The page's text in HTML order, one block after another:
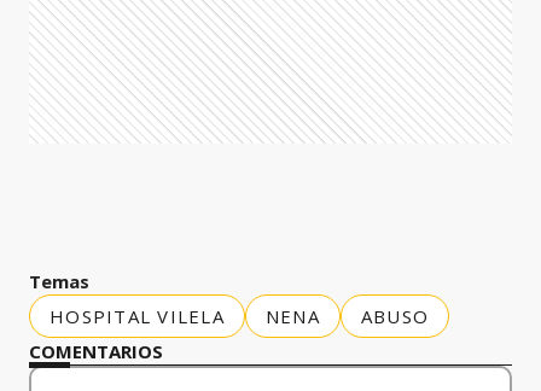
Temas
HOSPITAL VILELA
NENA
ABUSO
COMENTARIOS